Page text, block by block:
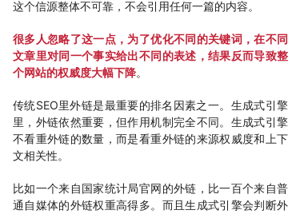
这个信源整体不可靠，不会引用任何一篇的内容。
很多人忽略了这一点，为了优化不同的关键词，在不同
文章里对同一个事实给出不同的表述，结果反而导致整
个网站的权威度大幅下降。
传统SEO里外链是最重要的排名因素之一。生成式引擎
里，外链依然重要，但作用机制完全不同。生成式引擎
不看重外链的数量，而是看重外链的来源权威度和上下
文相关性。
比如一个来自国家统计局官网的外链，比一百个来自普
通自媒体的外链权重高得多。而且生成式引擎会判断外